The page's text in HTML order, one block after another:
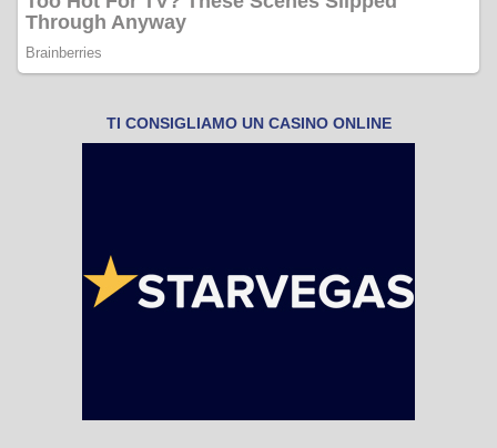
TI CONSIGLIAMO UN CASINO ONLINE